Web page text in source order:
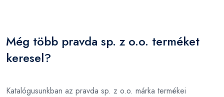
Még több pravda sp. z o.o. terméket
keresel?
Katalógusunkban az pravda sp. z o.o. márka termékei